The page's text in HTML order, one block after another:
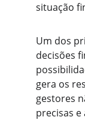
situação
Um dos
decisões
gera os
gestores
precisas